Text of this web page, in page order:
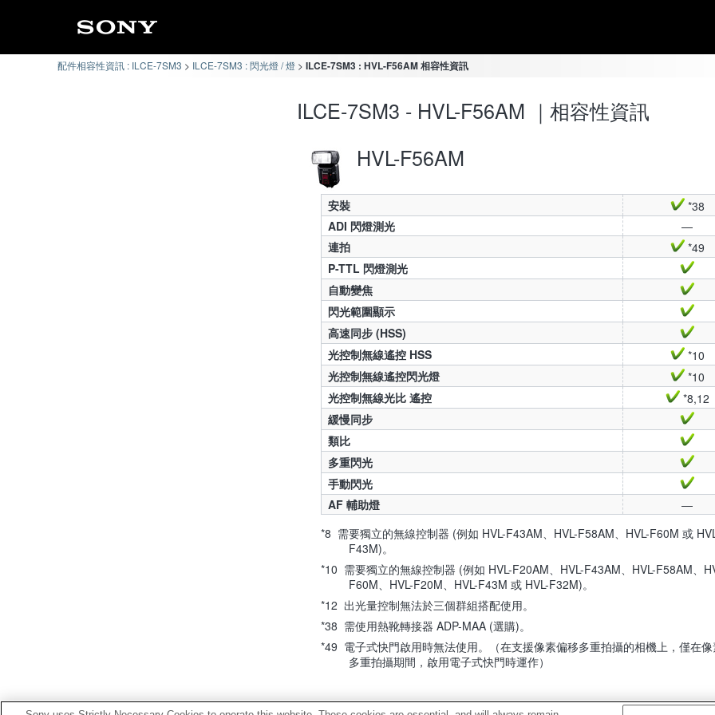
配件相容性資訊 : ILCE-7SM3 ILCE-7SM3 : 閃光燈 / 燈 ILCE-7SM3 : HVL-F56AM 相容性資訊
ILCE-7SM3 - HVL-F56AM ｜相容性資訊
HVL-F56AM
安裝
*38
ADI 閃燈測光
—
連拍
*49
P-TTL 閃燈測光
自動變焦
閃光範圍顯示
高速同步 (HSS)
光控制無線遙控 HSS
*10
光控制無線遙控閃光燈
*10
光控制無線光比 遙控
*8,12
緩慢同步
類比
多重閃光
手動閃光
AF 輔助燈
—
*8 需要獨立的無線控制器 (例如 HVL-F43AM、HVL-F58AM、HVL-F60M 或
F43M)。
*10 需要獨立的無線控制器 (例如 HVL-F20AM、HVL-F43AM、HVL-F58AM、
F60M、HVL-F20M、HVL-F43M 或 HVL-F32M)。
*12 出光量控制無法於三個群組搭配使用。
*38 需使用熱靴轉接器 ADP-MAA (選購)。
*49 電子式快門啟用時無法使用。（在支援像素偏移多重拍攝的相機上，僅在像
多重拍攝期間，啟用電子式快門時運作）